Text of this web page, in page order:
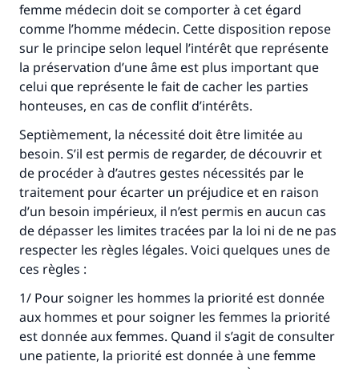
femme médecin doit se comporter à cet égard
comme l’homme médecin. Cette disposition repose
sur le principe selon lequel l’intérêt que représente
la préservation d’une âme est plus important que
celui que représente le fait de cacher les parties
honteuses, en cas de conflit d’intérêts.
Septièmement, la nécessité doit être limitée au
besoin. S’il est permis de regarder, de découvrir et
de procéder à d’autres gestes nécessités par le
traitement pour écarter un préjudice et en raison
d’un besoin impérieux, il n’est permis en aucun cas
de dépasser les limites tracées par la loi ni de ne pas
respecter les règles légales. Voici quelques unes de
ces règles :
1/ Pour soigner les hommes la priorité est donnée
aux hommes et pour soigner les femmes la priorité
est donnée aux femmes. Quand il s’agit de consulter
une patiente, la priorité est donnée à une femme
Faites une différence dans la vie de
millions de personnes grâce à votre
contribution
Le Messager d'Allah (Paix sur lui) a dit:
"Celui qui indique une bonne action obtient la
même récompense que celui qui le fait."
(MOUSLIM 1893)